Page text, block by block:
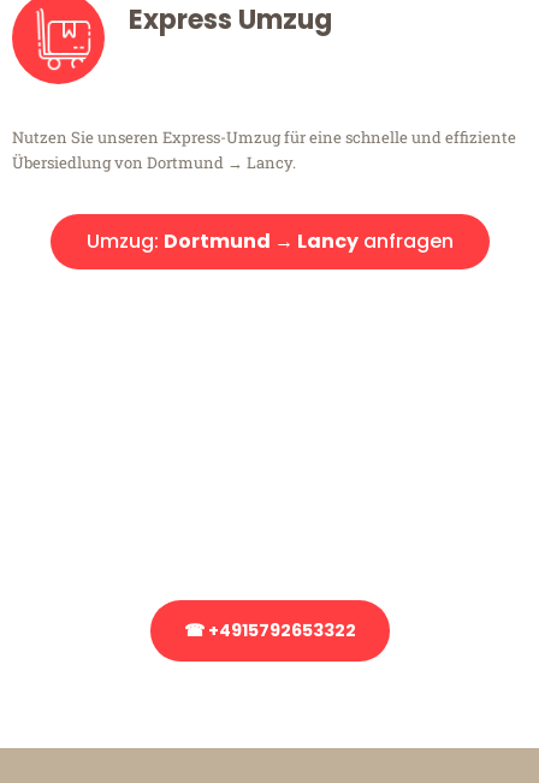
Express Umzug
Nutzen Sie unseren Express-Umzug für eine schnelle und effiziente
Übersiedlung von Dortmund → Lancy.
Umzug: Dortmund → Lancyanfragen
☎ +4915792653322